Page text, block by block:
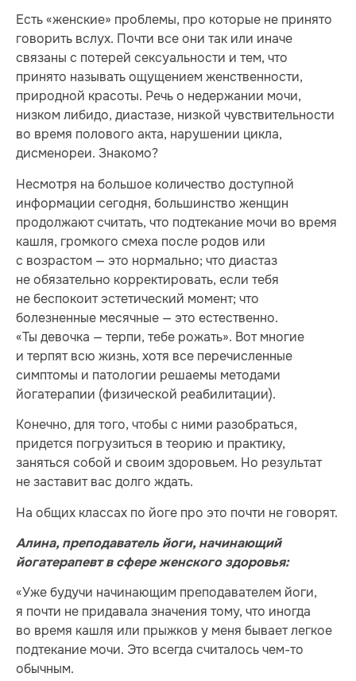
Есть «женские» проблемы, про которые не принято
говорить вслух. Почти все они так или иначе
связаны с потерей сексуальности и тем, что
принято называть ощущением женственности,
природной красоты. Речь о недержании мочи,
низком либидо, диастазе, низкой чувствительности
во время полового акта, нарушении цикла,
дисменореи. Знакомо?
Несмотря на большое количество доступной
информации сегодня, большинство женщин
продолжают считать, что подтекание мочи во время
кашля, громкого смеха после родов или
с возрастом — это нормально; что диастаз
не обязательно корректировать, если тебя
не беспокоит эстетический момент; что
болезненные месячные — это естественно.
«Ты девочка — терпи, тебе рожать». Вот многие
и терпят всю жизнь, хотя все перечисленные
симптомы и патологии решаемы методами
йогатерапии (физической реабилитации).
Конечно, для того, чтобы с ними разобраться,
придется погрузиться в теорию и практику,
заняться собой и своим здоровьем. Но результат
не заставит вас долго ждать.
На общих классах по йоге про это почти не говорят.
Алина, преподаватель йоги, начинающий
йогатерапевт в сфере женского здоровья:
«Уже будучи начинающим преподавателем йоги,
я почти не придавала значения тому, что иногда
во время кашля или прыжков у меня бывает легкое
подтекание мочи. Это всегда считалось чем-то
обычным.